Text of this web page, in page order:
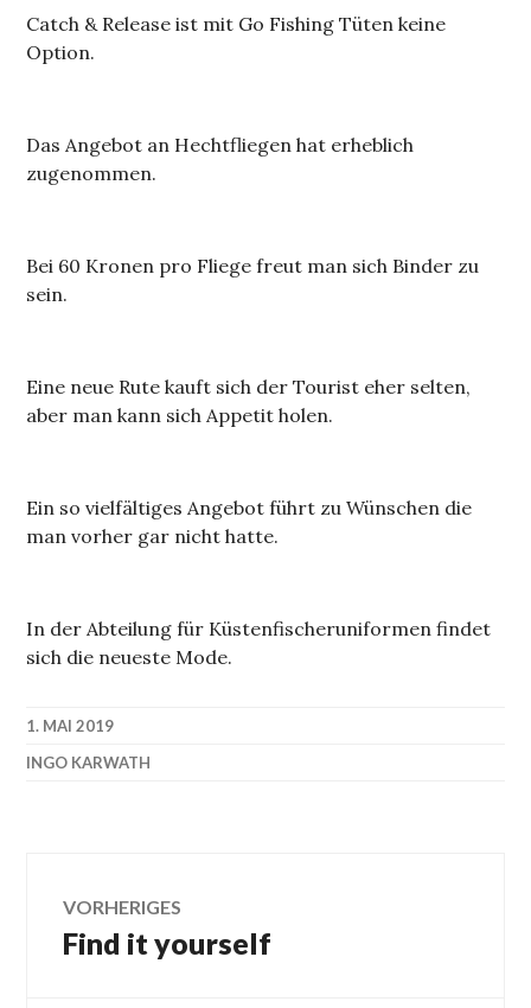
Catch & Release ist mit Go Fishing Tüten keine
Option.
Das Angebot an Hechtfliegen hat erheblich
zugenommen.
Bei 60 Kronen pro Fliege freut man sich Binder zu
sein.
Eine neue Rute kauft sich der Tourist eher selten,
aber man kann sich Appetit holen.
Ein so vielfältiges Angebot führt zu Wünschen die
man vorher gar nicht hatte.
In der Abteilung für Küstenfischeruniformen findet
sich die neueste Mode.
1. MAI 2019
INGO KARWATH
Beitragsnavigation
VORHERIGES
Vorheriger
Find it yourself